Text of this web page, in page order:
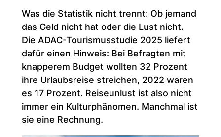
Was die Statistik nicht trennt: Ob jemand
das Geld nicht hat oder die Lust nicht.
Die ADAC-Tourismusstudie 2025 liefert
dafür einen Hinweis: Bei Befragten mit
knapperem Budget wollten 32 Prozent
ihre Urlaubsreise streichen, 2022 waren
es 17 Prozent. Reiseunlust ist also nicht
immer ein Kulturphänomen. Manchmal ist
sie eine Rechnung.